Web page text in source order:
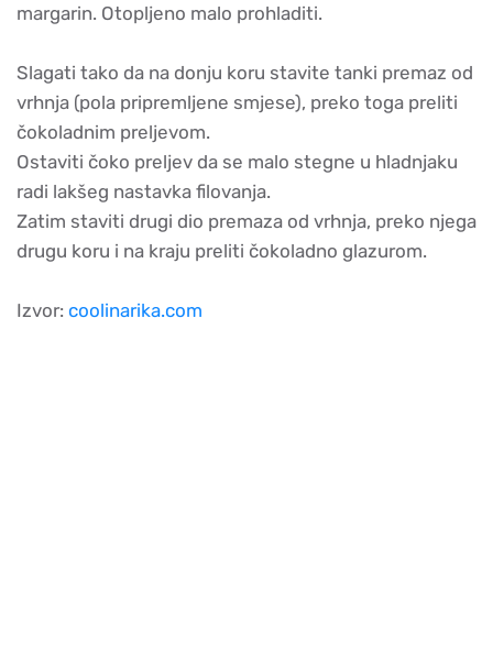
margarin. Otopljeno malo prohladiti.
Slagati tako da na donju koru stavite tanki premaz od
vrhnja (pola pripremljene smjese), preko toga preliti
čokoladnim preljevom.
Ostaviti čoko preljev da se malo stegne u hladnjaku
radi lakšeg nastavka filovanja.
Zatim staviti drugi dio premaza od vrhnja, preko njega
drugu koru i na kraju preliti čokoladno glazurom.
Izvor: coolinarika.com